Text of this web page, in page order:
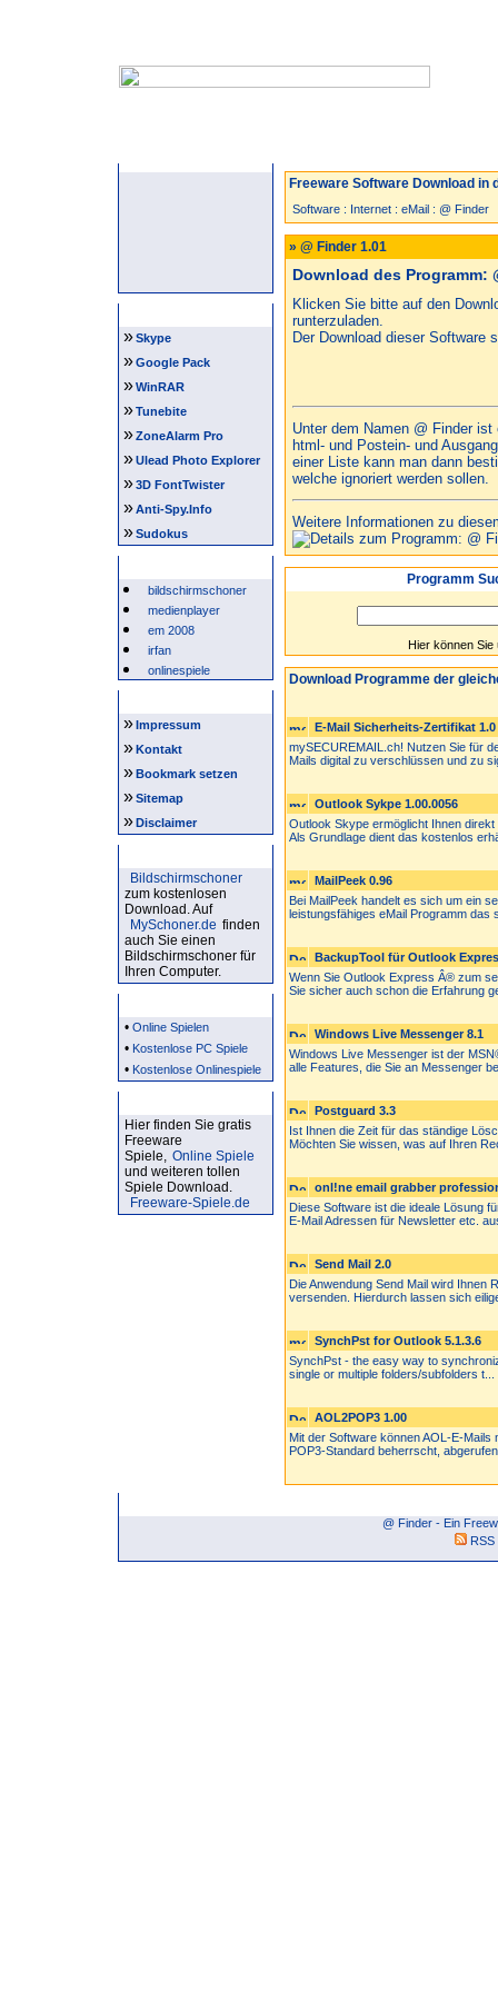
»Skype
»Google Pack
»WinRAR
»Tunebite
»ZoneAlarm Pro
»Ulead Photo Explorer
»3D FontTwister
»Anti-Spy.Info
»Sudokus
bildschirmschoner
medienplayer
em 2008
irfan
onlinespiele
»Impressum
»Kontakt
»Bookmark setzen
»Sitemap
»Disclaimer
Bildschirmschoner
zum kostenlosen
Download. Auf
MySchoner.de finden
auch Sie einen
Bildschirmschoner für
Ihren Computer.
• Online Spielen
• Kostenlose PC Spiele
• Kostenlose Onlinespiele
Hier finden Sie gratis
Freeware
Spiele, Online Spiele
und weiteren tollen
Spiele Download.
Freeware-Spiele.de
Freeware Software Download in
Software : Internet : eMail : @ Finder
» @ Finder 1.01
Download des Programm:
Klicken Sie bitte auf den
runterzuladen.
Der Download dieser Software
Unter dem Namen @ Finder
html- und Postein- und
einer Liste kann man dann
welche ignoriert werden sollen.
Weitere Informationen zu
Programm
Hier können
Download Programme der
E-Mail Sicherheits-Zertifikat 1.0
mySECUREMAIL.ch! Nutzen Sie für
Mails digital zu verschlüssen und zu
Outlook Sykpe 1.00.0056
Outlook Skype ermöglicht Ihnen
Als Grundlage dient das kostenlos
MailPeek 0.96
Bei MailPeek handelt es sich um ein
leistungsfähiges eMail Programm das
BackupTool für Outlook
Wenn Sie Outlook Express Â® zum
Sie sicher auch schon die Erfahrung
Windows Live Messenger 8.1
Windows Live Messenger ist der
alle Features, die Sie an Messenger
Postguard 3.3
Ist Ihnen die Zeit für das ständige
Möchten Sie wissen, was auf Ihren
onl!ne email grabber
Diese Software ist die ideale Lösung
E-Mail Adressen für Newsletter etc.
Send Mail 2.0
Die Anwendung Send Mail wird Ihnen
versenden. Hierdurch lassen sich
SynchPst for Outlook 5.1.3.6
SynchPst - the easy way to
single or multiple folders/subfolders t...
AOL2POP3 1.00
Mit der Software können AOL-E-Mails
POP3-Standard beherrscht,
@ Finder - Ein